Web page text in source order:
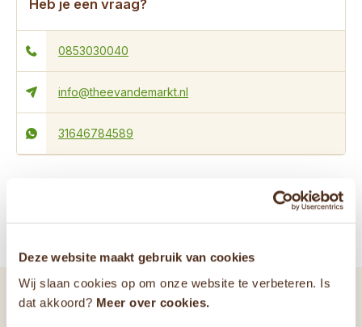
Deze website maakt gebruik van cookies
Wij slaan cookies op om onze website te verbeteren. Is
dat akkoord? Meer over cookies.
Heb je een vraag?
0853030040
info@theevandemarkt.nl
31646784589
Gerelateerde producten